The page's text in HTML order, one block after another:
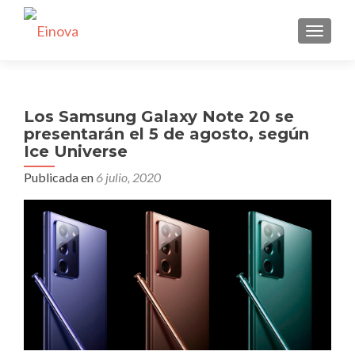
Los Samsung Galaxy Note 20 se
presentarán el 5 de agosto, según
Ice Universe
Publicada en 6 julio, 2020